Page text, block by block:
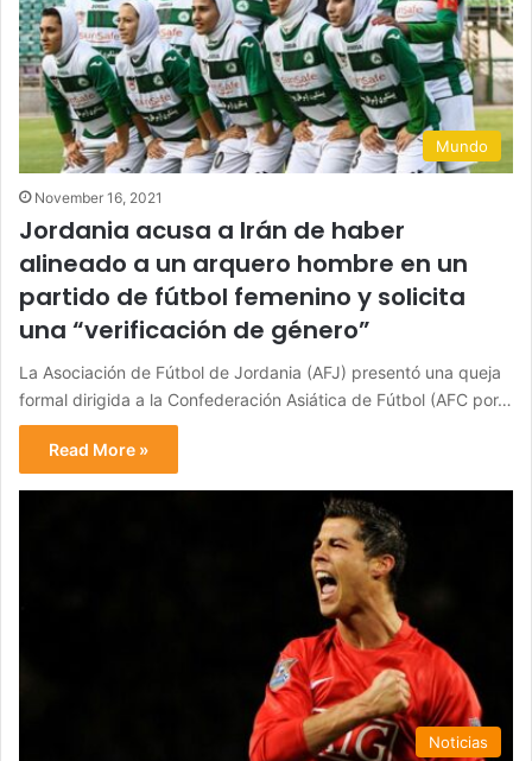
Mundo
November 16, 2021
Jordania acusa a Irán de haber
alineado a un arquero hombre en un
partido de fútbol femenino y solicita
una “verificación de género”
La Asociación de Fútbol de Jordania (AFJ) presentó una queja
formal dirigida a la Confederación Asiática de Fútbol (AFC por…
Read More »
Noticias